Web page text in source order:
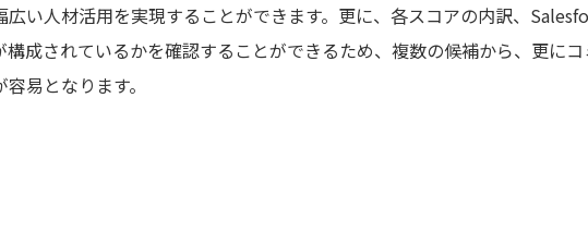
い人材活用を実現することができます。更に、各スコアの内訳、
成されているかを確認することができるため、複数の候補から、更に
易となります。